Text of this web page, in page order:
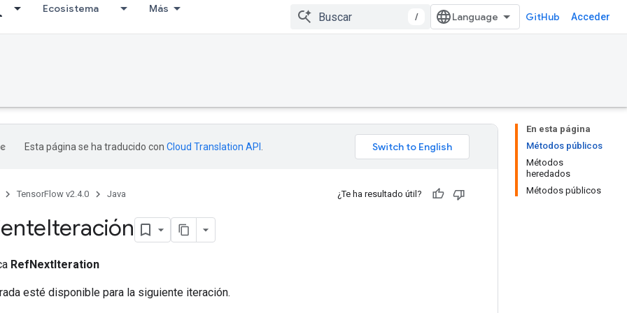
Ecosistema Más
/ GitHub Acceder
En esta página
Métodos públicos
Métodos
heredados
Métodos públicos
Esta página se ha traducido con Cloud Translation API
TensorFlow v2.4.0 Java ¿Te ha resultado útil?
Iteración
RefNextIteration
esté disponible para la siguiente iteración.